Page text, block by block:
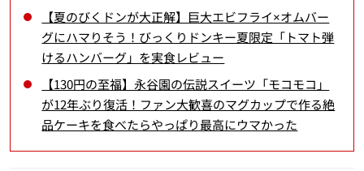
【夏のびくドンが大正解】巨大エビフライ×オムバー
グにハマりそう！びっくりドンキー夏限定「トマト弾
けるハンバーグ」を実食レビュー
【130円の至福】永谷園の伝説スイーツ「モコモコ」
が12年ぶり復活！ファン大歓喜のマグカップで作る絶
品ケーキを食べたらやっぱり最高にウマかった